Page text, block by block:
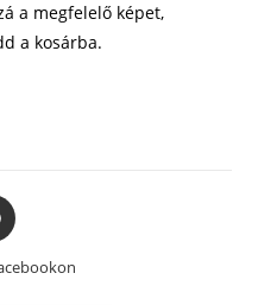
a megfelelő képet,
a kosárba.